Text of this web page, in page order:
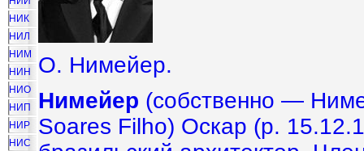
НИК
НИЛ
НИМ
НИН
НИО
НИП
НИР
НИС
О. Нимейер.
Нимейер (собственно —
Soares Filho) Оскар (р.